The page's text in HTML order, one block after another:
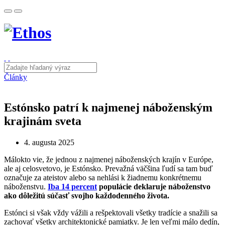
Články
Estónsko patrí k najmenej náboženským
krajinám sveta
4. augusta 2025
Málokto vie, že jednou z najmenej náboženských krajín v Európe,
ale aj celosvetovo, je Estónsko. Prevažná väčšina ľudí sa tam buď
označuje za ateistov alebo sa nehlási k žiadnemu konkrétnemu
náboženstvu. Iba 14 percent populácie deklaruje náboženstvo
ako dôležitú súčasť svojho každodenného života.
Estónci si však vždy vážili a rešpektovali všetky tradície a snažili sa
zachovať všetky architektonické pamiatky. Je len veľmi málo dedín,